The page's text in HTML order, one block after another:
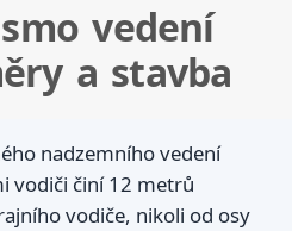
vedení
a stavba
nadzemního vedení
vodiči činí 12 metrů
vodiče, nikoli od osy